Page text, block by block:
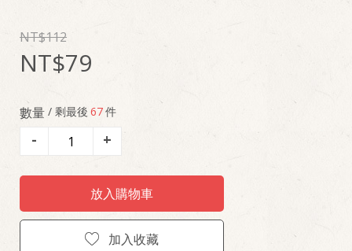
112
79
數量 / 剩最後 67件
- +
放入購物車
加入收藏